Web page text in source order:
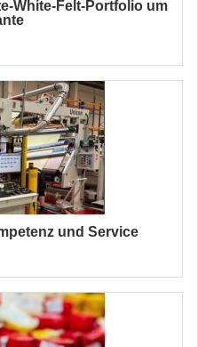
White-Felt-Portfolio um
und Service